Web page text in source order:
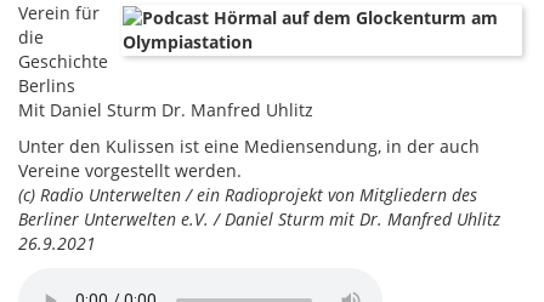
Verein für
die
Geschichte
Berlins
Mit Daniel Sturm Dr. Manfred Uhlitz
Unter den Kulissen ist eine Mediensendung, in der auch
Vereine vorgestellt werden.
(c) Radio Unterwelten / ein Radioprojekt von Mitgliedern des
Berliner Unterwelten e.V. / Daniel Sturm mit Dr. Manfred Uhlitz
26.9.2021